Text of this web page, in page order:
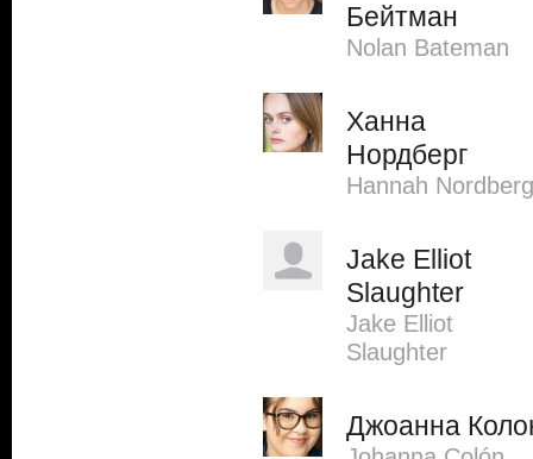
Бейтман
Nolan Bateman
Ханна
Нордберг
Hannah Nordberg
Jake Elliot
Slaughter
Jake Elliot
Slaughter
Джоанна